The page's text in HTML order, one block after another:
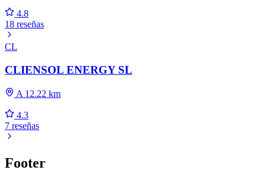
4.8
18 reseñas
CL
CLIENSOL ENERGY SL
A 12.22 km
4.3
7 reseñas
Footer